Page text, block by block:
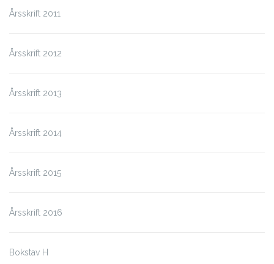
Årsskrift 2011
Årsskrift 2012
Årsskrift 2013
Årsskrift 2014
Årsskrift 2015
Årsskrift 2016
Bokstav H